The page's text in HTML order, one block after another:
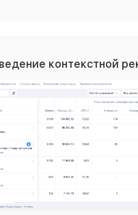
контекстной